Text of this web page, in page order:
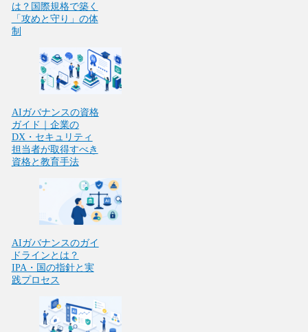
は？国際規格で築く
「攻めと守り」の体
制
AIガバナンスの資格
ガイド｜企業の
DX・セキュリティ
担当者が取得すべき
資格と教育手法
AIガバナンスのガイ
ドラインとは？
IPA・国の指針と実
践プロセス